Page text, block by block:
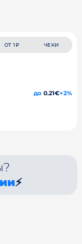
ОТ 1₽ ЧЕКИ
до 0.21€+2%
⚡